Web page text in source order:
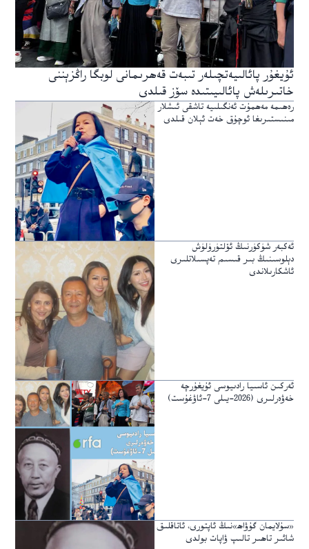
ئۇيغۇر پائالىيەتچىلەر تىبەت قەھرىمانى لوبگا راڭزېننى
خاتىرىلەش پائالىيىتىدە سۆز قىلدى
رەھىمە مەھمۇت ئەنگىلىيە تاشقى ئىشلار
مىنىستىرىغا ئوچۇق خەت ئېلان قىلدى
ئەكبەر شۈكۈرنىڭ ئۆلتۈرۈلۈش
دېلوسىنىڭ بىر قىسىم تەپسىلاتلىرى
ئاشكارىلاندى
ئەركىن ئاسىيا رادىيوسى ئۇيغۇرچە
خەۋەرلىرى (2026-يىلى 7-ئاۋغۇست)
«سۇلايمان گۇۋاھ»نىڭ ئاپتورى، ئاتاقلىق
شائىر تاھىر تالىپ ۋاپات بولدى